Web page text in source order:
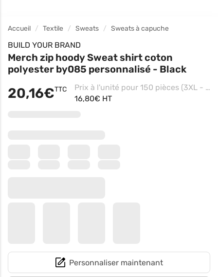
Accueil Textile Sweats Sweats à capuche
BUILD YOUR BRAND
Merch zip hoody Sweat shirt coton
polyester by085 personnalisé - Black
20,16€TTC
Prix à l'unité pour 150 pièces (3XL - Black, Impression coeur)
16,80€ HT
Personnaliser maintenant